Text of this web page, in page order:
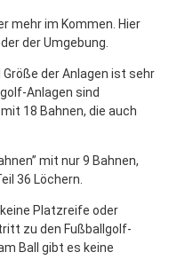
mehr im Kommen. Hier
der Umgebung.
der Anlagen ist sehr
Anlagen sind
18 Bahnen, die auch
mit nur 9 Bahnen,
36 Löchern.
Platzreife oder
zu den Fußballgolf-
Ball gibt es keine